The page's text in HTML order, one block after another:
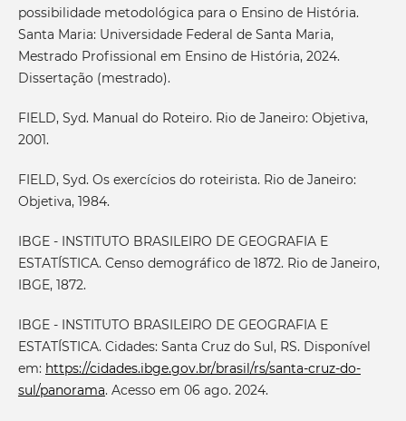
possibilidade metodológica para o Ensino de História.
Santa Maria: Universidade Federal de Santa Maria,
Mestrado Profissional em Ensino de História, 2024.
Dissertação (mestrado).
FIELD, Syd. Manual do Roteiro. Rio de Janeiro: Objetiva,
2001.
FIELD, Syd. Os exercícios do roteirista. Rio de Janeiro:
Objetiva, 1984.
IBGE - INSTITUTO BRASILEIRO DE GEOGRAFIA E
ESTATÍSTICA. Censo demográfico de 1872. Rio de Janeiro,
IBGE, 1872.
IBGE - INSTITUTO BRASILEIRO DE GEOGRAFIA E
ESTATÍSTICA. Cidades: Santa Cruz do Sul, RS. Disponível
em: https://cidades.ibge.gov.br/brasil/rs/santa-cruz-do-
sul/panorama. Acesso em 06 ago. 2024.